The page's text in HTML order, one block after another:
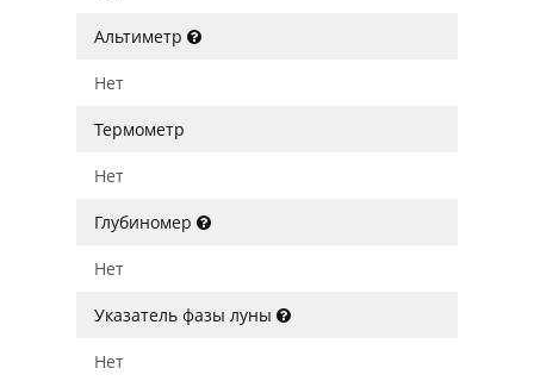
Альтиметр
Нет
Термометр
Нет
Глубиномер
Нет
Указатель фазы луны
Нет